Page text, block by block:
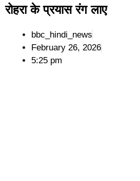
रोहरा के प्रयास रंग लाए
bbc_hindi_news
February 26, 2026
5:25 pm